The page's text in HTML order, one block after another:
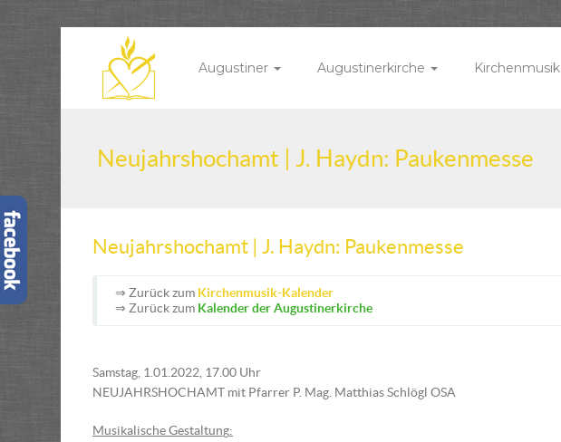
Augustiner Augustinerkirche Kirchenmusik
Neujahrshochamt | J. Haydn: Paukenmesse
Neujahrshochamt | J. Haydn: Paukenmesse
⇒ Zurück zum Kirchenmusik-Kalender
⇒ Zurück zum Kalender der Augustinerkirche
Samstag, 1.01.2022, 17.00 Uhr
NEUJAHRSHOCHAMT mit Pfarrer P. Mag. Matthias Schlögl OSA
Musikalische Gestaltung: